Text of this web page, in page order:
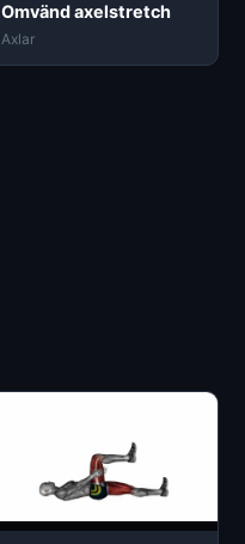
Omvänd axelstretch
Axlar